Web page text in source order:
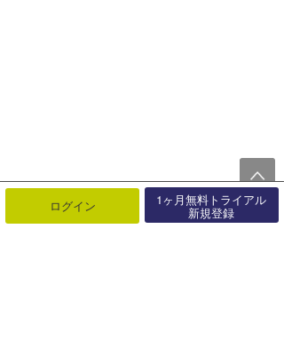
ログイン 1ヶ月無料トライアル
新規登録